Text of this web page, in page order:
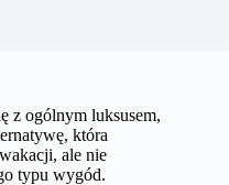
z ogólnym luksusem,
która
ale nie
typu wygód.